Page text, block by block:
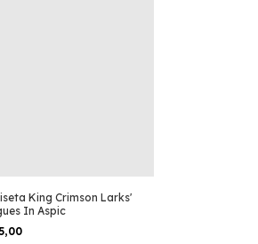
King Crimson Larks'
In Aspic